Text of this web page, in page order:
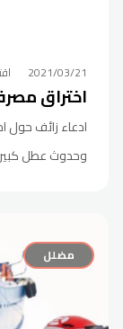
2021/03/21
اختراق
ادعاء زائف
وحدوث عطل
مضلل